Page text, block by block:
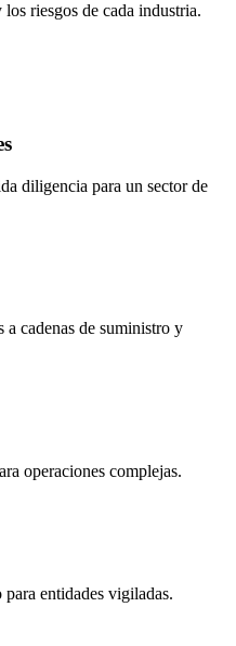
riesgos de cada industria.
diligencia para un sector de
a cadenas de suministro y
operaciones complejas.
entidades vigiladas.